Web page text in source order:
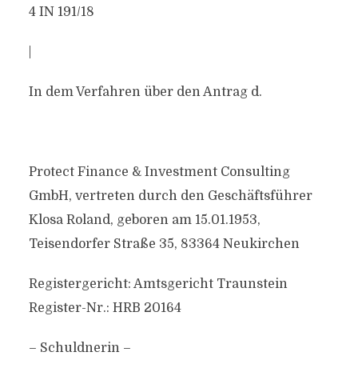
4 IN 191/18
In dem Verfahren über den Antrag d.
Protect Finance & Investment Consulting
GmbH, vertreten durch den Geschäftsführer
Klosa Roland, geboren am 15.01.1953,
Teisendorfer Straße 35, 83364 Neukirchen
Registergericht: Amtsgericht Traunstein
Register-Nr.: HRB 20164
– Schuldnerin –